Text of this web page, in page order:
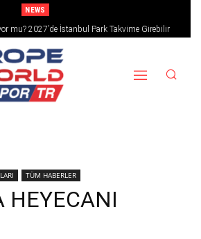
NEWS
mu? 2027’de İstanbul Park Takvime Girebilir
TÜM HABERLER
HEYECANI